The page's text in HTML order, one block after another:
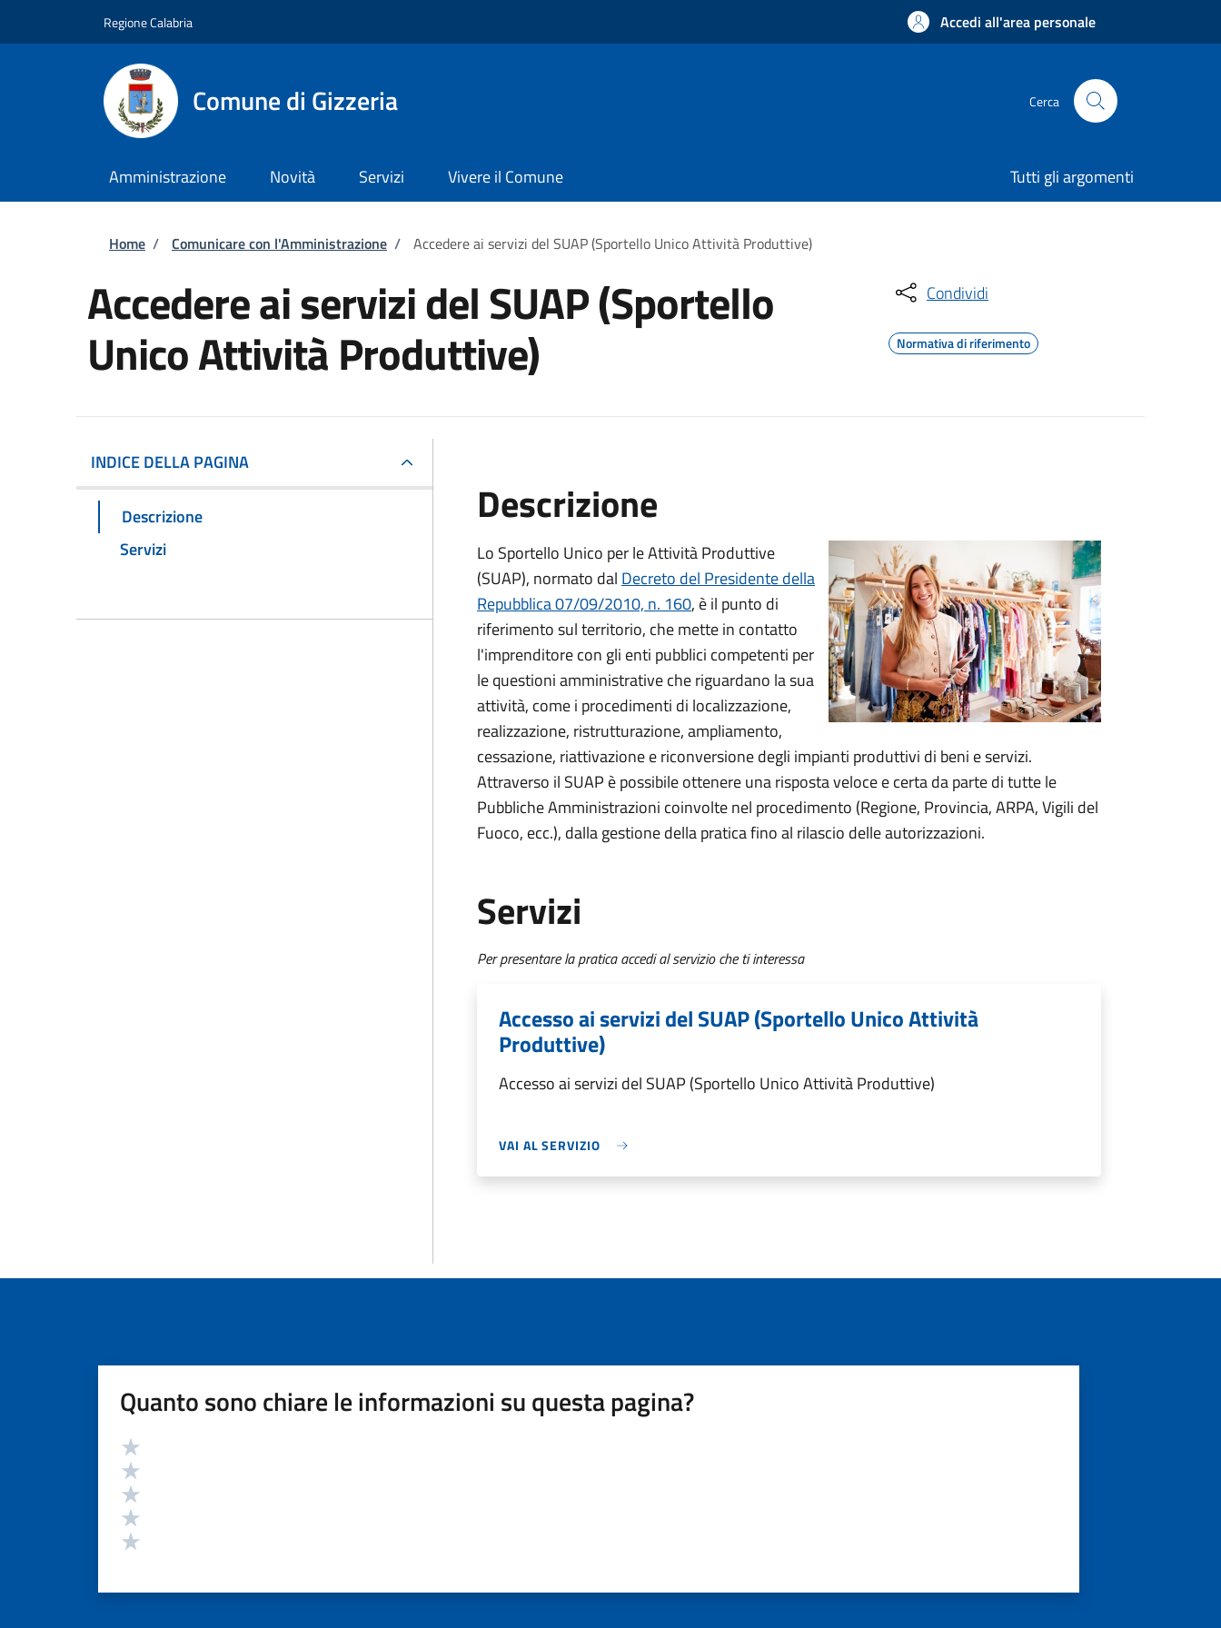
Regione Calabria Accedi all'area personale
Comune di Gizzeria Cerca
Amministrazione Novità Servizi Vivere il Comune Tutti gli argomenti
Briciole di pane
Home / Comunicare con l'Amministrazione / Accedere ai servizi del SUAP (Sportello Unico Attività Produttive)
Accedere ai servizi del SUAP (Sportello
Unico Attività Produttive)
Condividi
Normativa di riferimento
INDICE DELLA PAGINA
Descrizione
Servizi
Descrizione
Lo Sportello Unico per le Attività Produttive
(SUAP), normato dal Decreto del Presidente della
Repubblica 07/09/2010, n. 160, è il punto di
riferimento sul territorio, che mette in contatto
l'imprenditore con gli enti pubblici competenti per
le questioni amministrative che riguardano la sua
attività, come i procedimenti di localizzazione,
realizzazione, ristrutturazione, ampliamento,
cessazione, riattivazione e riconversione degli impianti produttivi di beni e servizi.
Attraverso il SUAP è possibile ottenere una risposta veloce e certa da parte di tutte le
Pubbliche Amministrazioni coinvolte nel procedimento (Regione, Provincia, ARPA, Vigili del
Fuoco, ecc.), dalla gestione della pratica fino al rilascio delle autorizzazioni.
Servizi
Per presentare la pratica accedi al servizio che ti interessa
Accesso ai servizi del SUAP (Sportello Unico Attività
Produttive)
Accesso ai servizi del SUAP (Sportello Unico Attività Produttive)
VAI AL SERVIZIO
Quanto sono chiare le informazioni su questa pagina?
Valutazione